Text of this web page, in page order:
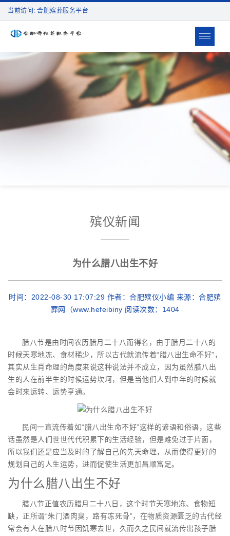
当前访问: 合肥殡葬服务平台
Toggle
殡仪新闻
为什么腊八出生不好
时间：2022-08-30 17:07:29 作者：合肥殡仪小编 来源：合肥殡
葬网（www.hefeibiny 阅读次数： 1404
腊八节是由时间农历腊月二十八而得名，由于腊月二十八的
时候天寒地冻、食材稀少，所以古代就流传着“腊八出生命不好”，
其实从生肖命理的角度来说这种说法并不成立，因为虽然腊八出
生的人在前半生的时候运势坎坷，但是当他们人到中年的时候就
会时来运转、运势亨通。
民间一直流传着如“腊八出生命不好”这样的谚语和俗语，这些
话虽然是人们世世代代积累下的生活经验，但是难免过于片面，
所以我们还是应当及时的了解自己的先天命理，从而使得更好的
规划自己的人生运势，进而促使生活更加昌顺富足。
为什么腊八出生不好
腊八节正值农历腊月二十八日，这个时节天寒地冻、食物短
缺，正所谓“朱门酒肉臭，路有冻死骨”，在物质资源匮乏的古代经
常会有人在腊八时节因饥寒去世，久而久之民间就流传出孩子腊